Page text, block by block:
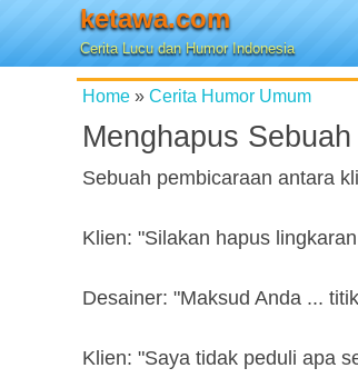
ketawa.com
Cerita Lucu dan Humor Indonesia
Home » Cerita Humor Umum
Menghapus
Sebuah pembicaraan antara
Klien: "Silakan hapus
Desainer: "Maksud Anda ...
Klien: "Saya tidak peduli apa